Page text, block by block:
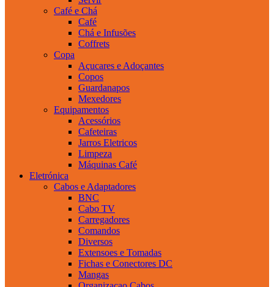
Café e Chá
Café
Chá e Infusões
Coffrets
Copa
Açucares e Adoçantes
Copos
Guardanapos
Mexedores
Equipamentos
Acessórios
Cafeteiras
Jarros Eletricos
Limpeza
Máquinas Café
Eletrónica
Cabos e Adaptadores
BNC
Cabo TV
Carregadores
Comandos
Diversos
Extensoes e Tomadas
Fichas e Conectores DC
Mangas